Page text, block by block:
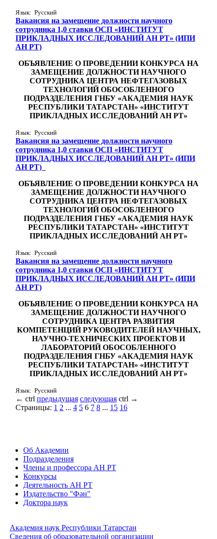
Язык: Русский
Вакансия на замещение должности научного
сотрудника 1,0 ставки ОСП «ИНСТИТУТ
ПРИКЛАДНЫХ ИССЛЕДОВАНИЙ АН РТ» (ИПИ
АН РТ)
ОБЪЯВЛЕНИЕ О ПРОВЕДЕНИИ КОНКУРСА НА
ЗАМЕЩЕНИЕ ДОЛЖНОСТИНАУЧНОГО
СОТРУДНИКА ЦЕНТРА НЕФТЕГАЗОВЫХ
ТЕХНОЛОГИЙОБОСОБЛЕННОГО
ПОДРАЗДЕЛЕНИЯ ГНБУ «АКАДЕМИЯ НАУК
РЕСПУБЛИКИ ТАТАРСТАН» «ИНСТИТУТ
ПРИКЛАДНЫХ ИССЛЕДОВАНИЙ АН РТ»
Язык: Русский
Вакансия на замещение должности научного
сотрудника 1,0 ставки ОСП «ИНСТИТУТ
ПРИКЛАДНЫХ ИССЛЕДОВАНИЙ АН РТ» (ИПИ
АН РТ)_
ОБЪЯВЛЕНИЕ О ПРОВЕДЕНИИ КОНКУРСА НА
ЗАМЕЩЕНИЕ ДОЛЖНОСТИНАУЧНОГО
СОТРУДНИКА ЦЕНТРА НЕФТЕГАЗОВЫХ
ТЕХНОЛОГИЙОБОСОБЛЕННОГО
ПОДРАЗДЕЛЕНИЯ ГНБУ «АКАДЕМИЯ НАУК
РЕСПУБЛИКИ ТАТАРСТАН» «ИНСТИТУТ
ПРИКЛАДНЫХ ИССЛЕДОВАНИЙ АН РТ»
Язык: Русский
Вакансия на замещение должности научного
сотрудника 1,0 ставки ОСП «ИНСТИТУТ
ПРИКЛАДНЫХ ИССЛЕДОВАНИЙ АН РТ» (ИПИ
АН РТ)
ОБЪЯВЛЕНИЕ О ПРОВЕДЕНИИ КОНКУРСА НА
ЗАМЕЩЕНИЕ ДОЛЖНОСТИ НАУЧНОГО
СОТРУДНИКА ЦЕНТРА РАЗВИТИЯ
КОМПЕТЕНЦИЙ РУКОВОДИТЕЛЕЙ НАУЧНЫХ,
НАУЧНО-ТЕХНИЧЕСКИХ ПРОЕКТОВ И
ЛАБОРАТОРИЙ ОБОСОБЛЕННОГО
ПОДРАЗДЕЛЕНИЯ ГНБУ «АКАДЕМИЯ НАУК
РЕСПУБЛИКИ ТАТАРСТАН» «ИНСТИТУТ
ПРИКЛАДНЫХ ИССЛЕДОВАНИЙ АН РТ»
Язык: Русский
← ctrl предыдущая следующая ctrl →
Страницы: 1 2 ... 4 5 6 7 8 ... 15 16
Об Академии
Подразделения
Члены и профессора АН РТ
Конкурсы
Деятельность АН РТ
Издательство "Фән"
Доктора наук
Академия наук Республики Татарстан
Сведения об образовательной организации